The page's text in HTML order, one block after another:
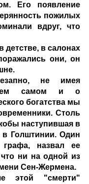
Его появление
пожилых
вдруг, что
детстве, в салонах
они, он
не имея
нем самом и о
богатства мы
Столь
наступившая в
в Голштинии. Один
графа, назвал ее
ни на одной из
Сен-Жермена.
этой "смерти"